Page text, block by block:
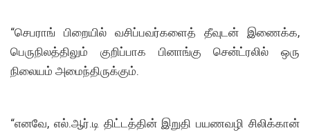
“செபராங் பிறையில் வசிப்பவர்களைத் தீவுடன் இணைக்க,
பெருநிலத்திலும் குறிப்பாக பினாங்கு சென்ட்ரலில் ஒரு
நிலையம் அமைந்திருக்கும்.
“எனவே, எல்.ஆர்.டி திட்டத்தின் இறுதி பயணவழி சிலிக்கான்